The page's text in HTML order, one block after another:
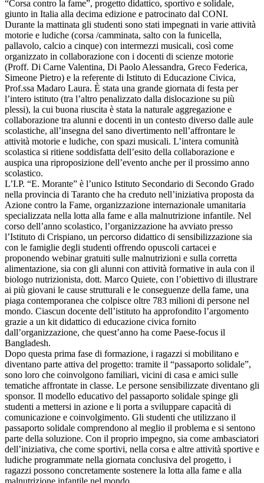
“Corsa contro la fame”, progetto didattico, sportivo e solidale,
giunto in Italia alla decima edizione e patrocinato dal CONI.
Durante la mattinata gli studenti sono stati impegnati in varie attività
motorie e ludiche (corsa /camminata, salto con la funicella,
pallavolo, calcio a cinque) con intermezzi musicali, così come
organizzato in collaborazione con i docenti di scienze motorie
(Proff. Di Carne Valentina, Di Paolo Alessandra, Greco Federica,
Simeone Pietro) e la referente di Istituto di Educazione Civica,
Prof.ssa Madaro Laura. È stata una grande giornata di festa per
l’intero istituto (tra l’altro penalizzato dalla dislocazione su più
plessi), la cui buona riuscita è stata la naturale aggregazione e
collaborazione tra alunni e docenti in un contesto diverso dalle aule
scolastiche, all’insegna del sano divertimento nell’affrontare le
attività motorie e ludiche, con spazi musicali. L’intera comunità
scolastica si ritiene soddisfatta dell’esito della collaborazione e
auspica una riproposizione dell’evento anche per il prossimo anno
scolastico.
L’I.P. “E. Morante” è l’unico Istituto Secondario di Secondo Grado
nella provincia di Taranto che ha creduto nell’iniziativa proposta da
Azione contro la Fame, organizzazione internazionale umanitaria
specializzata nella lotta alla fame e alla malnutrizione infantile. Nel
corso dell’anno scolastico, l’organizzazione ha avviato presso
l’Istituto di Crispiano, un percorso didattico di sensibilizzazione sia
con le famiglie degli studenti offrendo opuscoli cartacei e
proponendo webinar gratuiti sulle malnutrizioni e sulla corretta
alimentazione, sia con gli alunni con attività formative in aula con il
biologo nutrizionista, dott. Marco Quiete, con l’obiettivo di illustrare
ai più giovani le cause strutturali e le conseguenze della fame, una
piaga contemporanea che colpisce oltre 783 milioni di persone nel
mondo. Ciascun docente dell’istituto ha approfondito l’argomento
grazie a un kit didattico di educazione civica fornito
dall’organizzazione, che quest’anno ha come Paese-focus il
Bangladesh.
Dopo questa prima fase di formazione, i ragazzi si mobilitano e
diventano parte attiva del progetto: tramite il “passaporto solidale”,
sono loro che coinvolgono familiari, vicini di casa e amici sulle
tematiche affrontate in classe. Le persone sensibilizzate diventano gli
sponsor. Il modello educativo del passaporto solidale spinge gli
studenti a mettersi in azione e li porta a sviluppare capacità di
comunicazione e coinvolgimento. Gli studenti che utilizzano il
passaporto solidale comprendono al meglio il problema e si sentono
parte della soluzione. Con il proprio impegno, sia come ambasciatori
dell’iniziativa, che come sportivi, nella corsa e altre attività sportive e
ludiche programmate nella giornata conclusiva del progetto, i
ragazzi possono concretamente sostenere la lotta alla fame e alla
malnutrizione infantile nel mondo.